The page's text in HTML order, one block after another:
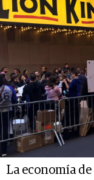
La economía